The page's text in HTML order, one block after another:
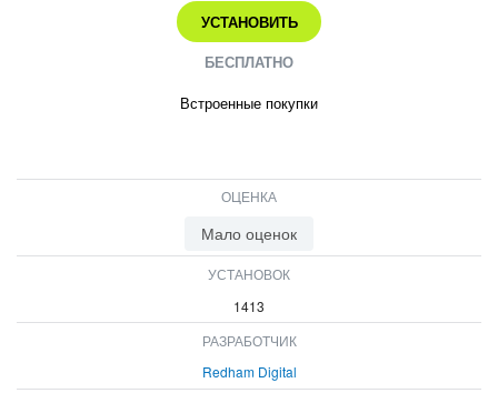
ҚАЗАҚША
ПОЛУЧИТЬ БЕСПЛАТНО
ВХОД
УСТАНОВИТЬ
БЕСПЛАТНО
Встроенные покупки
ОЦЕНКА
Мало оценок
УСТАНОВОК
1413
РАЗРАБОТЧИК
Redham Digital